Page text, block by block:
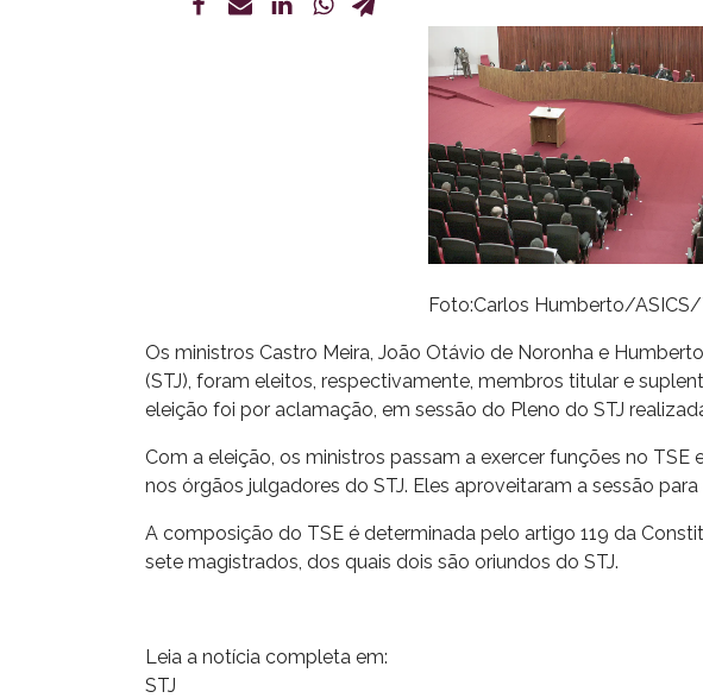
Foto:Carlos Humberto/
Os ministros Castro Meira, João Otávio de Noronha e
(STJ), foram eleitos, respectivamente, membros titular e
eleição foi por aclamação, em sessão do Pleno do STJ
Com a eleição, os ministros passam a exercer funções no
nos órgãos julgadores do STJ. Eles aproveitaram a sessão
A composição do TSE é determinada pelo artigo 119 da
sete magistrados, dos quais dois são oriundos do STJ.
Leia a notícia completa em:
STJ